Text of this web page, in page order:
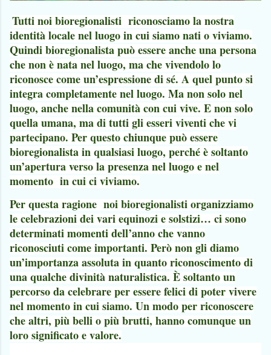
Tutti noi bioregionalisti riconosciamo la nostra
identità locale nel luogo in cui siamo nati o viviamo.
Quindi bioregionalista può essere anche una persona
che non è nata nel luogo, ma che vivendolo lo
riconosce come un’espressione di sé. A quel punto si
integra completamente nel luogo. Ma non solo nel
luogo, anche nella comunità con cui vive. E non solo
quella umana, ma di tutti gli esseri viventi che vi
partecipano. Per questo chiunque può essere
bioregionalista in qualsiasi luogo, perché è soltanto
un’apertura verso la presenza nel luogo e nel
momento in cui ci viviamo.
Per questa ragione noi bioregionalisti organizziamo
le celebrazioni dei vari equinozi e solstizi… ci sono
determinati momenti dell’anno che vanno
riconosciuti come importanti. Però non gli diamo
un’importanza assoluta in quanto riconoscimento di
una qualche divinità naturalistica. È soltanto un
percorso da celebrare per essere felici di poter vivere
nel momento in cui siamo. Un modo per riconoscere
che altri, più belli o più brutti, hanno comunque un
loro significato e valore.